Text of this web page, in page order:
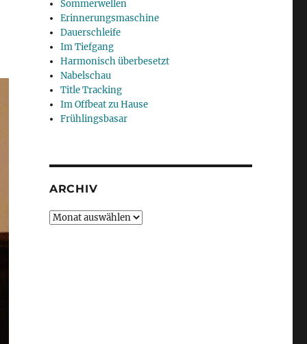
Sommerwellen
Erinnerungsmaschine
Dauerschleife
Im Tiefgang
Harmonisch überbesetzt
Nabelschau
Title Tracking
Im Offbeat zu Hause
Frühlingsbasar
ARCHIV
Archiv